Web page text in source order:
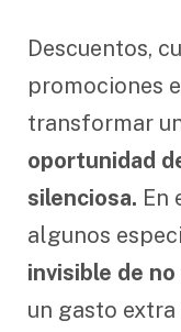
Descuentos,
promociones
transformar
oportunidad
silenciosa. En
algunos
invisible de
un gasto